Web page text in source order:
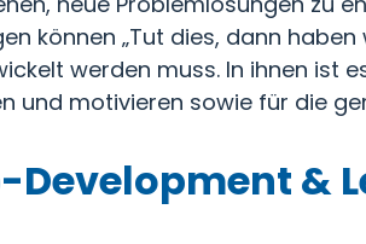
können „Tut dies, dann
werden muss. In ihnen ist
und motivieren sowie für die
Development &